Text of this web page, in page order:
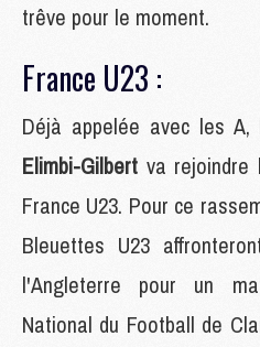
trêve pour le moment.
France U23 :
Déjà appelée avec les
Elimbi-Gilbert va rejoindre
France U23. Pour ce
Bleuettes U23
l'Angleterre pour un
National du Football de